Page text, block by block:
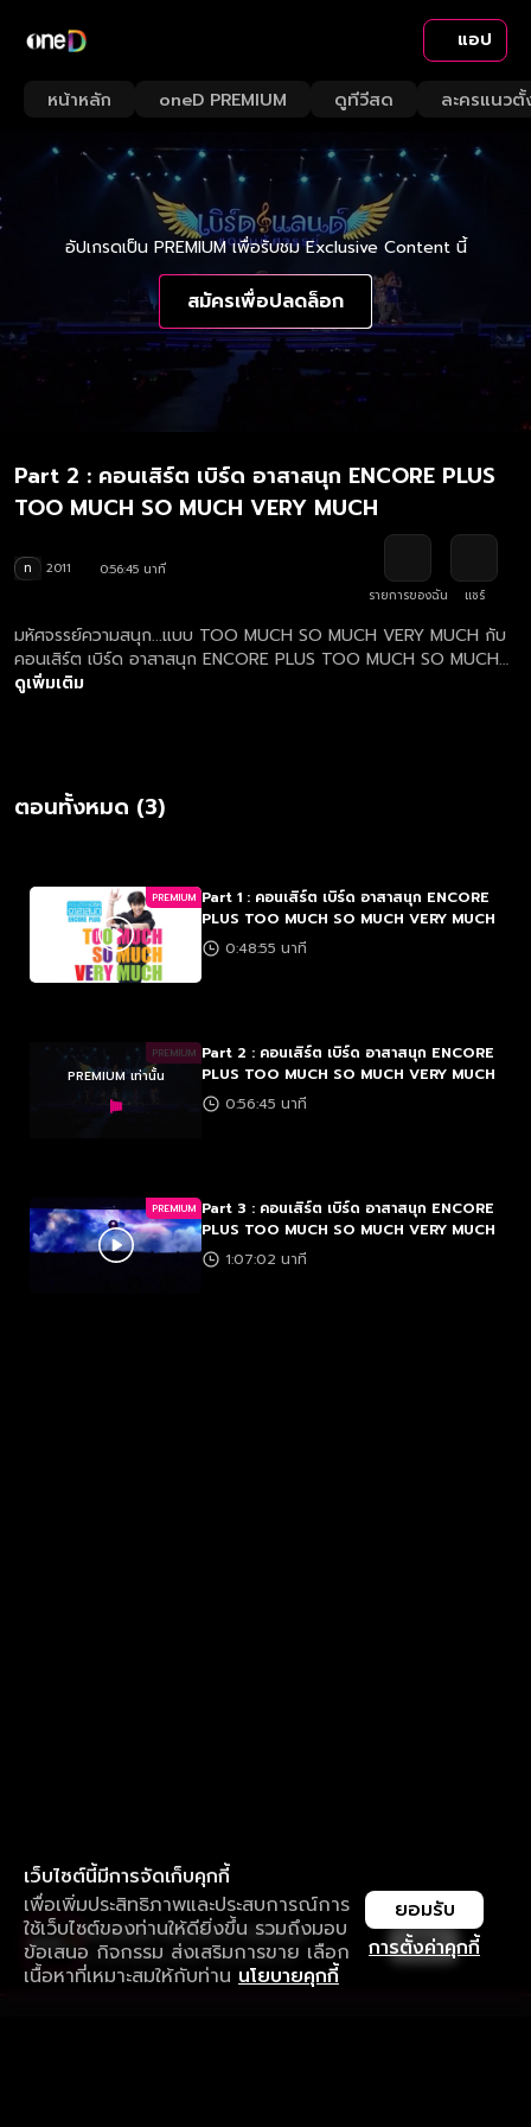
แอป
หน้าหลัก oneD PREMIUM ดูทีวีสด ละครแนวตั้
อัปเกรดเป็น PREMIUM เพื่อรับชม Exclusive Content นี้
สมัครเพื่อปลดล็อก
Part 2 : คอนเสิร์ต เบิร์ด อาสาสนุก ENCORE PLUS
TOO MUCH SO MUCH VERY MUCH
ท 2011
0:56:45 นาที
รายการของฉัน
แชร์
มหัศจรรย์ความสนุก...แบบ TOO MUCH SO MUCH VERY MUCH กับ
คอนเสิร์ต เบิร์ด อาสาสนุก ENCORE PLUS TOO MUCH SO MUCH
VERY MUCH บันทึกการแสดงคอนเสิร์ต เบิร์ด อาสาสนุก Encore
ดูเพิ่มเติม
ตอนทั้งหมด (3)
PREMIUM Part 1 : คอนเสิร์ต เบิร์ด อาสาสนุก ENCORE
PLUS TOO MUCH SO MUCH VERY MUCH
0:48:55 นาที
PREMIUM
PREMIUM เท่านั้น
Part 2 : คอนเสิร์ต เบิร์ด อาสาสนุก ENCORE
PLUS TOO MUCH SO MUCH VERY MUCH
0:56:45 นาที
PREMIUM Part 3 : คอนเสิร์ต เบิร์ด อาสาสนุก ENCORE
PLUS TOO MUCH SO MUCH VERY MUCH
1:07:02 นาที
เว็บไซต์นี้มีการจัดเก็บคุกกี้
เพื่อเพิ่มประสิทธิภาพและประสบการณ์การ
ใช้เว็บไซต์ของท่านให้ดียิ่งขึ้น รวมถึงมอบ
ข้อเสนอ กิจกรรม ส่งเสริมการขาย เลือก
เนื้อหาที่เหมาะสมให้กับท่าน นโยบายคุกกี้
การตั้งค่าคุกกี้
ยอมรับ
ใช้งานแอป ลื่นไหลกว่า ไม่มีสะดุด
ดาวน์โหลดแอปเพื่อการรับชมที่ดีกว่า เปิด